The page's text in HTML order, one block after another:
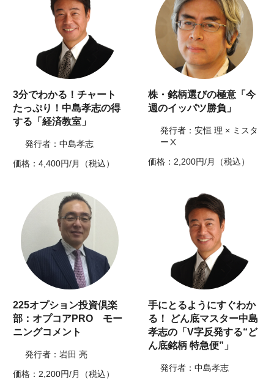
3分でわかる！チャート
たっぷり！中島孝志の得
する「経済教室」
発行者：中島孝志
価格：4,400円/月（税込）
株・銘柄選びの極意「今
週のイッパツ勝負」
発行者：安恒 理 × ミスタ
ーⅩ
価格：2,200円/月（税込）
225オプション投資倶楽
部：オプコアPRO モー
ニングコメント
発行者：岩田 亮
価格：2,200円/月（税込）
手にとるようにすぐわか
る！ どん底マスター中島
孝志の「V字反発する“ど
ん底銘柄 特急便”」
発行者：中島孝志